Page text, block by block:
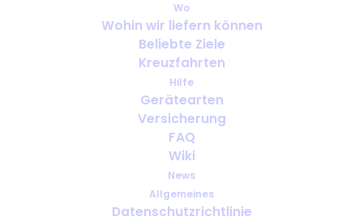
Wo
Wohin wir liefern können
Beliebte Ziele
Kreuzfahrten
Hilfe
Gerätearten
Versicherung
FAQ
Wiki
News
Allgemeines
Datenschutzrichtlinie